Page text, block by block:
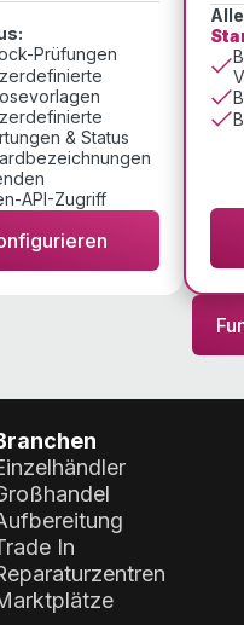
Prüfungen
& Status
API-Zugriff
In